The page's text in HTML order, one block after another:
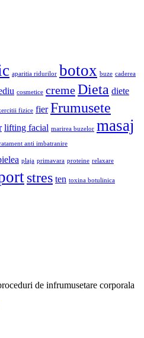
aparitia ridurilor botox buze caderea
cosmetice cremeDieta diete
fizice fier Frumusete
lifting facial marirea buzelor masaj
anti imbatranire
plaja primavara proteine relaxare
stres ten toxina botulinica
de infrumusetare corporala